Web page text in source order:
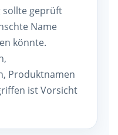
sollte geprüft
Name
könnte.
Produktnamen
ist Vorsicht